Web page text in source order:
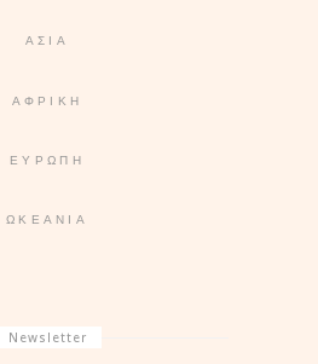
ΑΣΊΑ
ΑΦΡΙΚΉ
ΕΥΡΏΠΗ
ΩΚΕΑΝΊΑ
Newsletter